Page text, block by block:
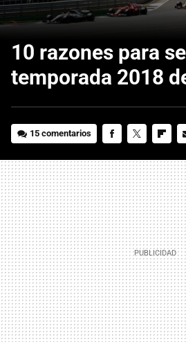
10 razones para
temporada 2018
15 comentarios